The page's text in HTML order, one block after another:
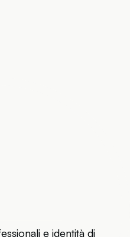
e identità di